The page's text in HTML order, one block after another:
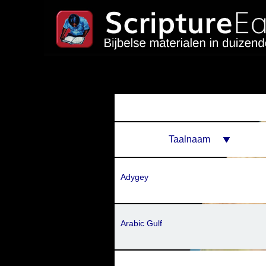
Taalnaam
Adygey
Arabic Gulf